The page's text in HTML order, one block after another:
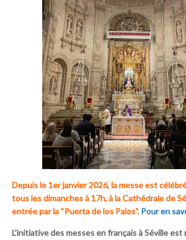
Depuis le 1er janvier 2026, la messe est
tous les dimanches à 17h, à la Cathédrale de
entrée par la “Puerta de los Palos”. Pour en
L’initiative des messes en français à Séville